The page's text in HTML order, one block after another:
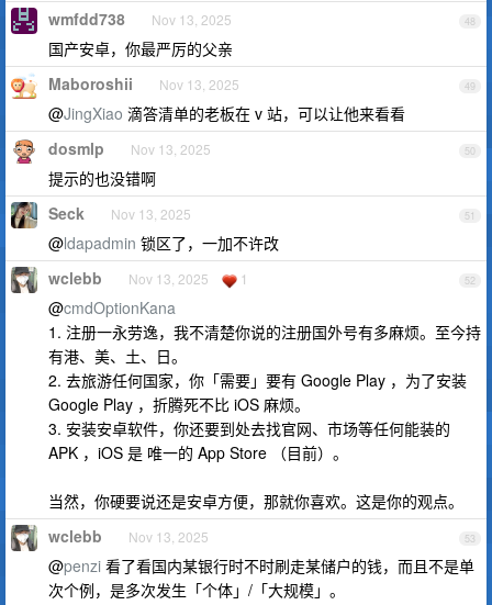
48
wmfdd738 Nov 13, 2025
国产安卓，你最严厉的父亲
49
Maboroshii Nov 13, 2025
@JingXiao 滴答清单的老板在 v 站，可以让他来看看
50
dosmlp Nov 13, 2025
提示的也没错啊
51
Seck Nov 13, 2025
@ldapadmin 锁区了，一加不许改
52
wclebb Nov 13, 2025 1
@cmdOptionKana
1. 注册一永劳逸，我不清楚你说的注册国外号有多麻烦。至今持
有港、美、土、日。
2. 去旅游任何国家，你「需要」要有 Google Play ，为了安装
Google Play ，折腾死不比 iOS 麻烦。
3. 安装安卓软件，你还要到处去找官网、市场等任何能装的
APK ，iOS 是 唯一的 App Store （目前）。
当然，你硬要说还是安卓方便，那就你喜欢。这是你的观点。
53
wclebb Nov 13, 2025
@penzi 看了看国内某银行时不时刷走某储户的钱，而且不是单
次个例，是多次发生「个体」/「大规模」。